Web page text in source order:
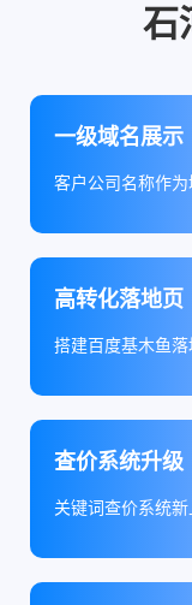
石
一级域名展示
客户公司名称作为
高转化落地页
搭建百度基木鱼落
查价系统升级
关键词查价系统